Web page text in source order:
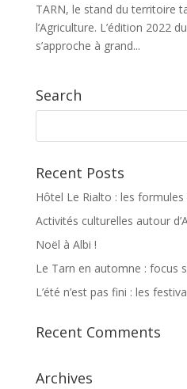
TARN, le stand du territoire
l’Agriculture. L’édition 2022
s’approche à grand...
Search
Recent Posts
Hôtel Le Rialto : les formules
Activités culturelles autour
Noël à Albi !
Le Tarn en automne : focus
L’été n’est pas fini : les
Recent Comments
Archives